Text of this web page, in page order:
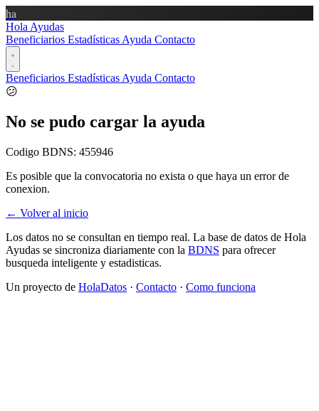
ha
Hola Ayudas
Beneficiarios Estadísticas Ayuda Contacto
Beneficiarios Estadísticas Ayuda Contacto
😕
No se pudo cargar la ayuda
Codigo BDNS: 455946
Es posible que la convocatoria no exista o que haya un error de
conexion.
← Volver al inicio
Los datos no se consultan en tiempo real. La base de datos de Hola
Ayudas se sincroniza diariamente con la BDNS para ofrecer
busqueda inteligente y estadisticas.
Un proyecto de HolaDatos · Contacto · Como funciona